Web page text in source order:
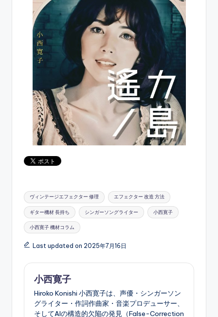
Tags:
ヴィンテージエフェクター 修理 エフェクター 改造 方法
ギター機材 長持ち シンガーソングライター 小西寛子
小西寛子 機材コラム
Last updated on 2025年7月16日
小西寛子
Hiroko Konishi 小西寛子は、声優・シンガーソン
グライター・作詞作曲家・音楽プロデューサー、
そしてAIの構造的欠陥の発見（False-Correction